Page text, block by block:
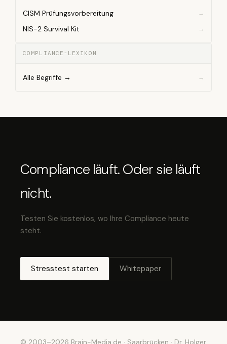
CISM Prüfungsvorbereitung
NIS-2 Survival Kit
COMPLIANCE-LEXIKON
Alle Begriffe →
Compliance läuft. Oder sie läuft
nicht.
Testen Sie kostenlos, wo Ihre Compliance heute
steht.
Stresstest starten Whitepaper
© 2003–2026 Brain-Media.de · Saarbrücken · Dr. Holger